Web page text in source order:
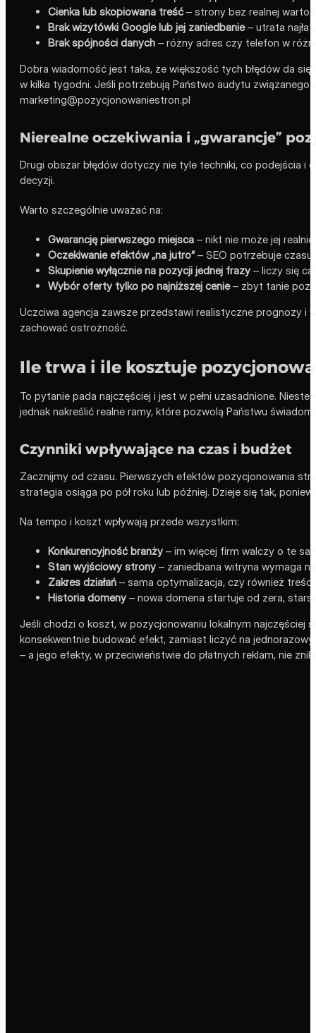
Cienka lub skopiowana treść– strony bez realnej
Brak wizytówki Google lub jej zaniedbanie– utrata
Brak spójności danych – różny adres czy telefon w
Dobra wiadomość jest taka, że większość tych błędów da
w kilka tygodni. Jeśli potrzebują Państwo audytu
marketing@pozycjonowaniestron.pl
Nierealne oczekiwania i „gwarancje”
Drugi obszar błędów dotyczy nie tyle techniki, co podejścia i
decyzji.
Warto szczególnie uważać na:
Gwarancję pierwszego miejsca – nikt nie może jej
Oczekiwanie efektów „na jutro”– SEO potrzebuje
Skupienie wyłącznie na pozycji jednej frazy – liczy się
Wybór oferty tylko po najniższej cenie– zbyt tanie
Uczciwa agencja zawsze przedstawi realistyczne prognozy i
zachować ostrożność.
Ile trwa i ile kosztuje
To pytanie pada najczęściej i jest w pełni uzasadnione.
jednak nakreślić realne ramy, które pozwolą Państwu
Czynniki wpływające na czas i budżet
Zacznijmy od czasu. Pierwszych efektów pozycjonowania
strategia osiąga po pół roku lub później. Dzieje się tak,
Na tempo i koszt wpływają przede wszystkim:
Konkurencyjność branży – im więcej firm walczy o te
Stan wyjściowy strony – zaniedbana witryna wymaga
Zakres działań – sama optymalizacja, czy również
Historia domeny – nowa domena startuje od zera,
Jeśli chodzi o koszt, w pozycjonowaniu lokalnym najczęściej
konsekwentnie budować efekt, zamiast liczyć na
– a jego efekty, w przeciwieństwie do płatnych reklam, nie